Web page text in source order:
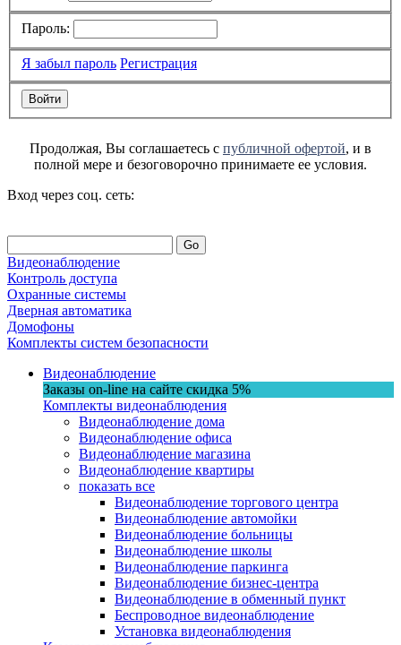
Пароль:
Я забыл пароль Регистрация
Продолжая, Вы соглашаетесь с публичной офертой, и в
полной мере и безоговорочно принимаете ее условия.
Вход через соц. сеть:
Go
Видеонаблюдение
Контроль доступа
Охранные системы
Дверная автоматика
Домофоны
Комплекты систем безопасности
Видеонаблюдение
Заказы on-line на сaйте скидка 5%
Комплекты видеонаблюдения
Видеонаблюдение дома
Видеонаблюдение офиса
Видеонаблюдение магазина
Видеонаблюдение квартиры
показать все
Видеонаблюдение торгового центра
Видеонаблюдение автомойки
Видеонаблюдение больницы
Видеонаблюдение школы
Видеонаблюдение паркинга
Видеонаблюдение бизнес-центра
Видеонаблюдение в обменный пункт
Беспроводное видеонаблюдение
Установка видеонаблюдения